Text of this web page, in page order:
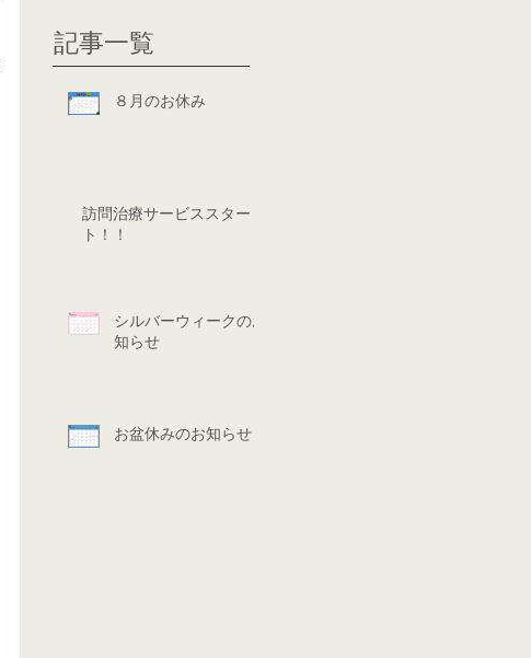
記事一覧
８月のお休み
訪問治療サービススター
ト！！
シルバーウィークのお
知らせ
お盆休みのお知らせ